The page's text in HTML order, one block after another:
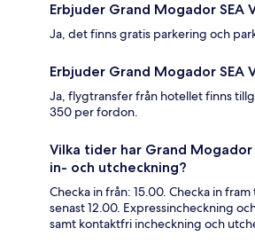
Erbjuder Grand Mogador SEA
Ja, det finns gratis parkering och
Erbjuder Grand Mogador SEA
Ja, flygtransfer från hotellet finns
350 per fordon.
Vilka tider har Grand Mogador
in- och utcheckning?
Checka in från: 15.00. Checka in
senast 12.00. Expressincheckning
samt kontaktfri incheckning och